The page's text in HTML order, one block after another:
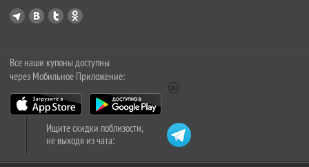
Все наши купоны доступны
через Мобильное Приложение:
Ищите скидки поблизости,
не выходя из чата: